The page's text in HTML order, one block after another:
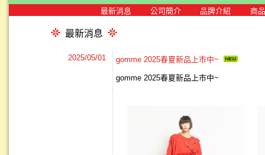
最新消息 公司簡介 品牌介紹 商
最新消息
2025/05/01 gomme 2025春夏新品上市中~
gomme 2025春夏新品上市中~